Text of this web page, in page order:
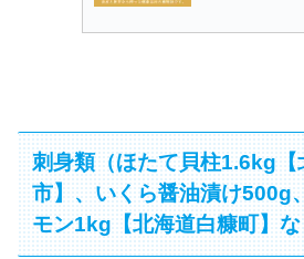
刺身類（ほたて貝柱1.6kg【
市】、いくら醤油漬け500g
モン1kg【北海道白糠町】